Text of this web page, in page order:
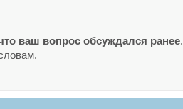
ваш вопрос обсуждался ранее.